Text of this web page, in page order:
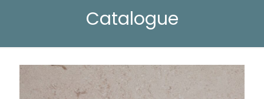
Catalogue